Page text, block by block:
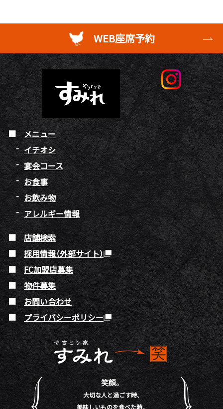
WEB座席予約
メニュー
イチオシ
宴会コース
お食事
お飲み物
アレルギー情報
店舗検索
採用情報（外部サイト）
FC加盟店募集
物件募集
お問い合わせ
プライバシーポリシー
笑顔。
大切な人と過ごす時、
美味しいものを食べた時。